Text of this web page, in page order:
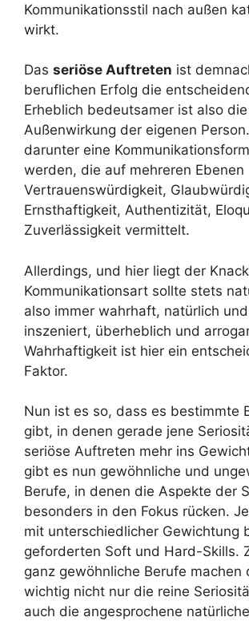
Kommunikationsstil nach außen
wirkt.
Das seriöse Auftreten ist
beruflichen Erfolg die
Erheblich bedeutsamer ist also die
Außenwirkung der eigenen
darunter eine
werden, die auf mehreren Ebenen
Vertrauenswürdigkeit,
Ernsthaftigkeit, Authentizität,
Zuverlässigkeit vermittelt.
Allerdings, und hier liegt der
Kommunikationsart sollte stets
also immer wahrhaft, natürlich
inszeniert, überheblich und
Wahrhaftigkeit ist hier ein
Faktor.
Nun ist es so, dass es bestimmte
gibt, in denen gerade jene
seriöse Auftreten mehr ins
gibt es nun gewöhnliche und
Berufe, in denen die Aspekte der
besonders in den Fokus rücken.
mit unterschiedlicher Gewichtung
geforderten Soft und Hard-Skills.
ganz gewöhnliche Berufe machen
wichtig nicht nur die reine
auch die angesprochene